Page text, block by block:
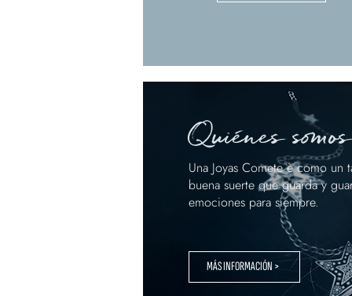
Quiénes somos
Una Joyas Comete è como un
buena suerte que guarda y
emociones para siempre.
MÁS INFORMACIÓN >